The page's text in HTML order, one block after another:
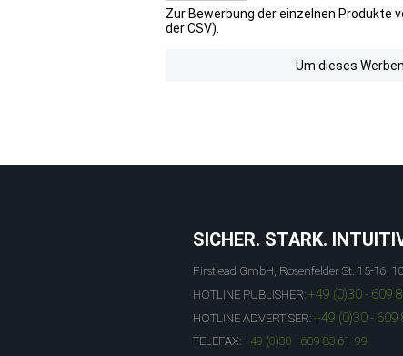
Zur Bewerbung der einzelnen Produkte
der CSV).
Um dieses
SICHER. STARK.
Firstlead GmbH, Rosenfelder St. 15-16,
HOTLINE PUBLISHER: +49 (0)30 - 609
HOTLINE ADVERTISER: +49 (0)30 - 609
TELEFAX: +49 (0)30 - 609 83 61-99